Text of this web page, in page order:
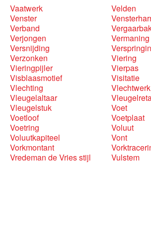
Vaatwerk
Velden
Venster
Verband
Verjongen
Vermaning
Versnijding
Verzonken
Viering
Vieringpijler
Vierpas
Visblaasmotief
Visitatie
Vlechting
Vlechtwerk
Vleugelaltaar
Vleugelstuk
Voet
Voetloof
Voetplaat
Voetring
Voluut
Voluutkapiteel
Vont
Vorkmontant
Vredeman de Vries stijl
Vulstem